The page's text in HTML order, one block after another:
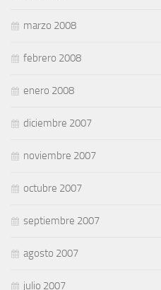
marzo 2008
febrero 2008
enero 2008
diciembre 2007
noviembre 2007
octubre 2007
septiembre 2007
agosto 2007
julio 2007